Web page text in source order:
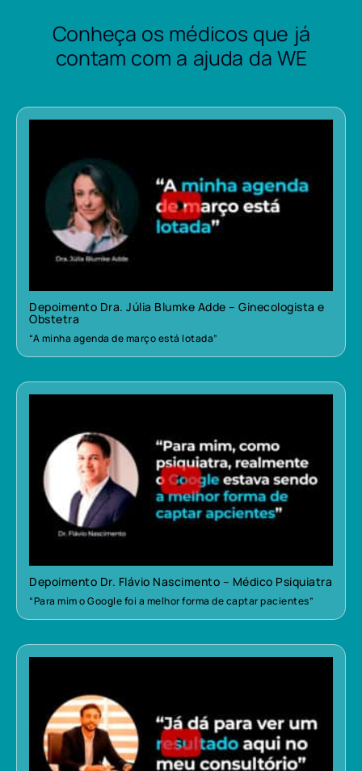
Conheça os médicos que já
contam com a ajuda da WE
Depoimento Dra. Júlia Blumke Adde – Ginecologista e
Obstetra
“A minha agenda de março está lotada”
Depoimento Dr. Flávio Nascimento – Médico Psiquiatra
“Para mim o Google foi a melhor forma de captar pacientes”